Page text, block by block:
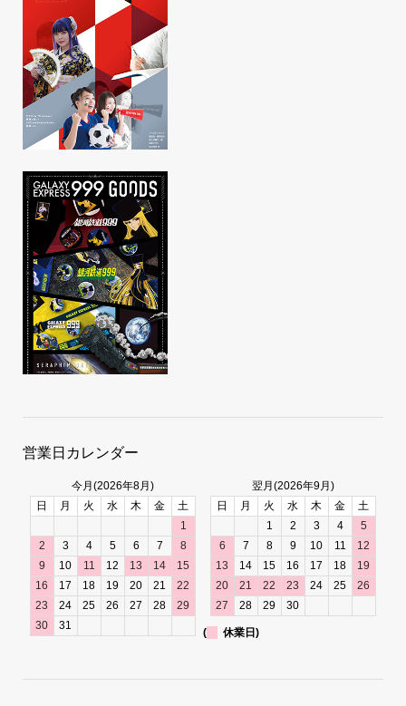
営業日カレンダー
今月(2026年8月)
日
月 火 水 木 金
土
1
2
3 4 5 6 7
8
9
10 11 12 13 14
15
16
17 18 19 20 21
22
23
24 25 26 27 28
29
30
31
翌月(2026年9月)
日
月 火 水 木 金
土
1
2 3 4
5
6
7 8 9 10 11
12
13
14 15 16 17 18
19
20
21 22 23 24 25
26
27
28 29 30
( 休業日)